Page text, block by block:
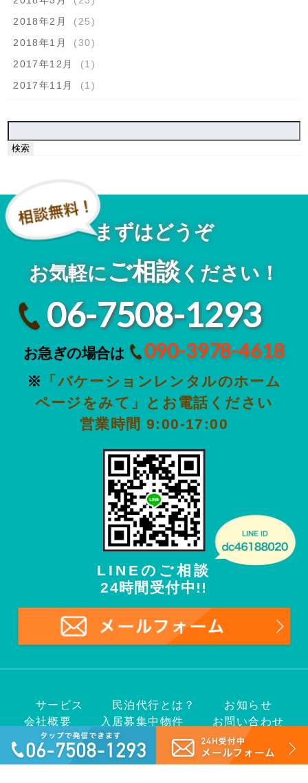
2018年2月
(25)
2018年1月
(30)
2017年12月
(1)
2017年11月
(1)
索:
まずはどうぞ
お気軽にご相談 ください！
06-7508-1293
お急ぎの場合は 090-3978-4618
※
「バケーションレンタルのホーム
ページをみて」とお電話ください
営業時間 9:00-17:00
LINEのご相談
24時間受付中!!
サービス 民泊代行とは？
お知らせ
会社概要
入居募集中物件 お問い合わせ
Copyright© 2018 VACATION RENTAL Co., Ltd.